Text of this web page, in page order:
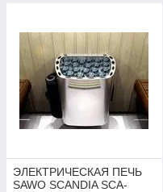
ЭЛЕКТРИЧЕСКАЯ ПЕЧЬ
SAWO SCANDIA SCA-